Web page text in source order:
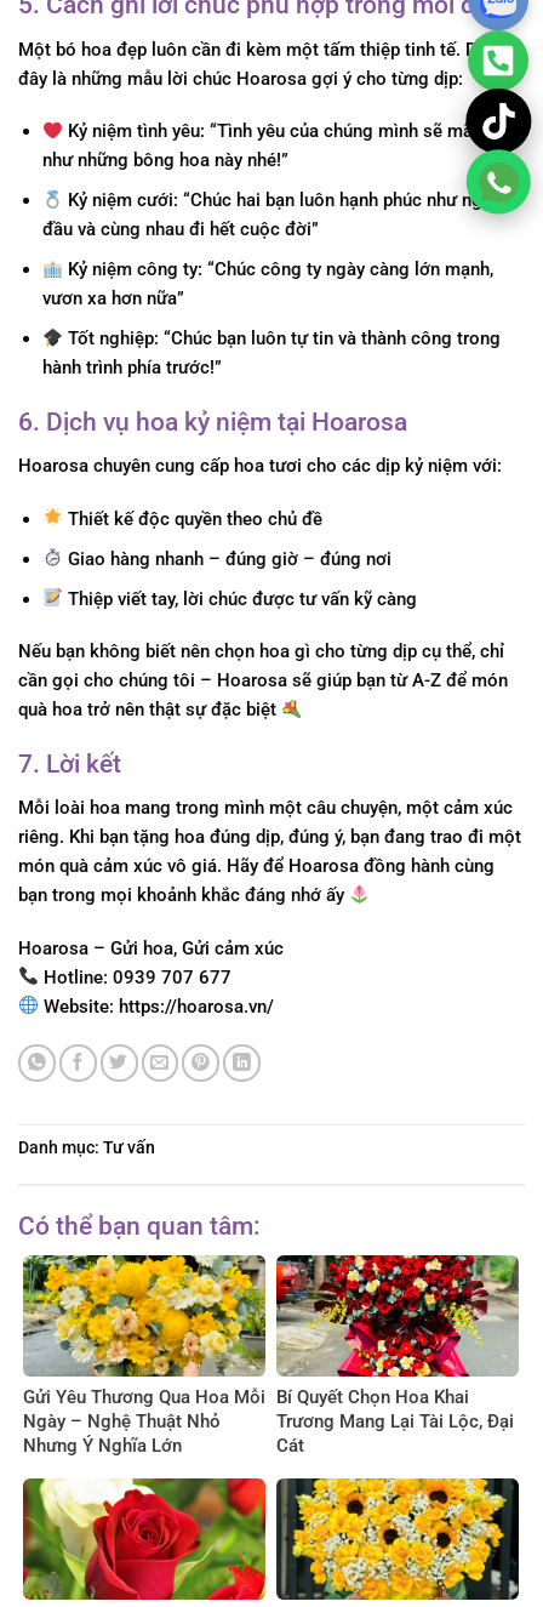
Một bó hoa đẹp luôn cần đi kèm một tấm thiệp tinh tế. Dưới
đây là những mẫu lời chúc Hoarosa gợi ý cho từng dịp:
Kỷ niệm tình yêu: “Tình yêu của chúng mình sẽ mãi nở rộ
như những bông hoa này nhé!”
Kỷ niệm cưới: “Chúc hai bạn luôn hạnh phúc như ngày
đầu và cùng nhau đi hết cuộc đời”
Kỷ niệm công ty: “Chúc công ty ngày càng lớn mạnh,
vươn xa hơn nữa”
Tốt nghiệp: “Chúc bạn luôn tự tin và thành công trong
hành trình phía trước!”
6. Dịch vụ hoa kỷ niệm tại Hoarosa
Hoarosa chuyên cung cấp hoa tươi cho các dịp kỷ niệm với:
Thiết kế độc quyền theo chủ đề
Giao hàng nhanh – đúng giờ – đúng nơi
Thiệp viết tay, lời chúc được tư vấn kỹ càng
Nếu bạn không biết nên chọn hoa gì cho từng dịp cụ thể, chỉ
cần gọi cho chúng tôi – Hoarosa sẽ giúp bạn từ A-Z để món
quà hoa trở nên thật sự đặc biệt
7. Lời kết
Mỗi loài hoa mang trong mình một câu chuyện, một cảm xúc
riêng. Khi bạn tặng hoa đúng dịp, đúng ý, bạn đang trao đi một
món quà cảm xúc vô giá. Hãy để Hoarosa đồng hành cùng
bạn trong mọi khoảnh khắc đáng nhớ ấy
Hoarosa – Gửi hoa, Gửi cảm xúc
Hotline:0939 707 677
Website: https://hoarosa.vn/
Danh mục: Tư vấn
Có thể bạn quan tâm:
Gửi Yêu Thương Qua Hoa Mỗi
Ngày – Nghệ Thuật Nhỏ
Nhưng Ý Nghĩa Lớn
Bí Quyết Chọn Hoa Khai
Trương Mang Lại Tài Lộc, Đại
Cát